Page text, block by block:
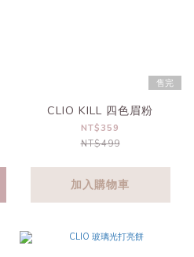
售完
CLIO KILL 四色眉粉
NT$359
NT$499
加入購物車